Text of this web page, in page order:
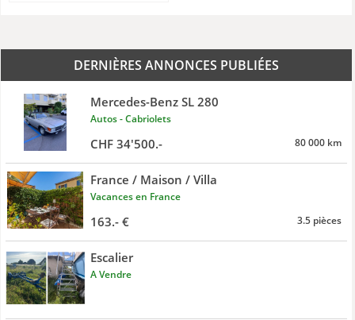
DERNIÈRES ANNONCES PUBLIÉES
Mercedes-Benz SL 280
Autos - Cabriolets
CHF 34'500.- 80 000 km
France / Maison / Villa
Vacances en France
163.- € 3.5 pièces
Escalier
A Vendre